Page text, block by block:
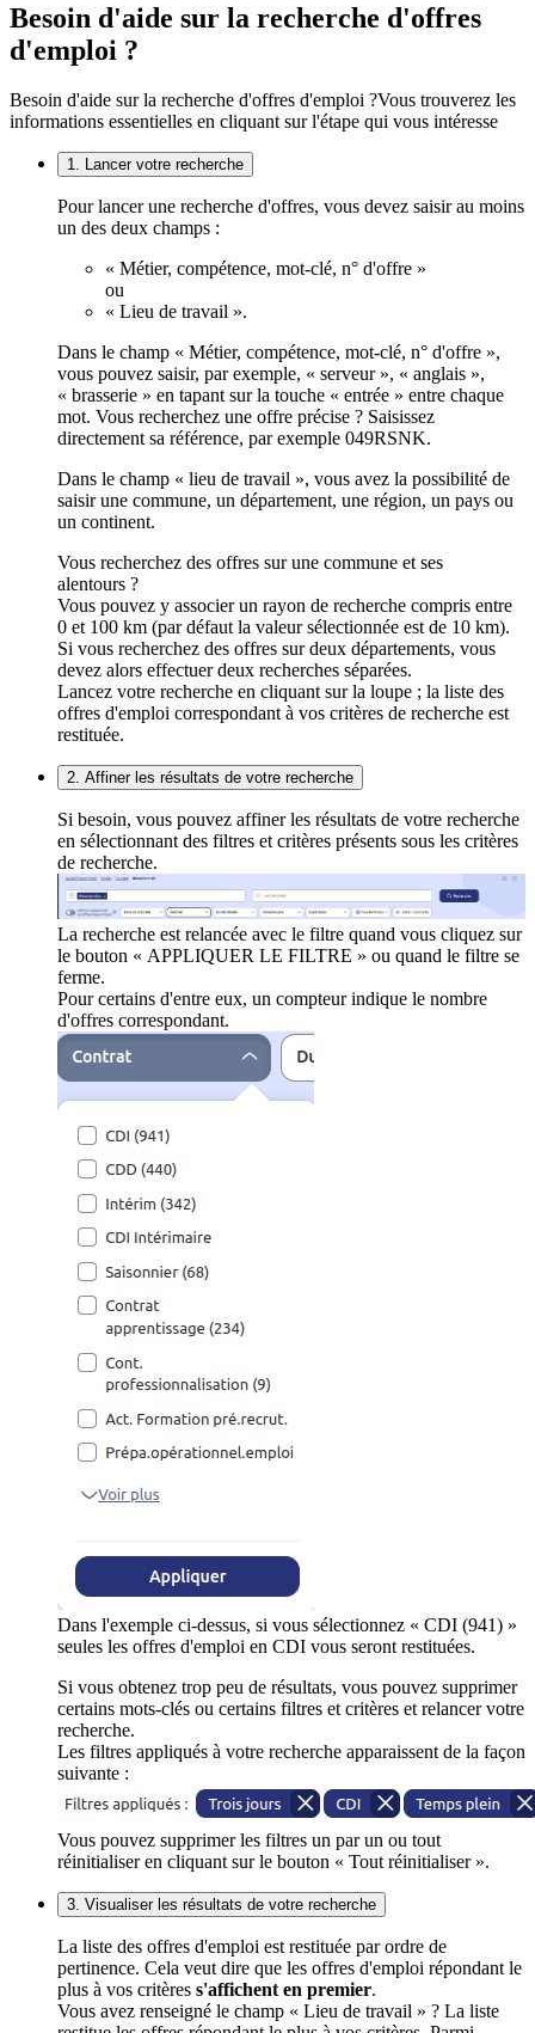
Besoin d'aide sur la recherche d'offres
d'emploi ?
Besoin d'aide sur la recherche d'offres d'emploi ?Vous trouverez les
informations essentielles en cliquant sur l'étape qui vous intéresse
1. Lancer votre recherche
Pour lancer une recherche d'offres, vous devez saisir au moins
un des deux champs :
« Métier, compétence, mot-clé, n° d'offre »
ou
« Lieu de travail ».
Dans le champ « Métier, compétence, mot-clé, n° d'offre »,
vous pouvez saisir, par exemple, « serveur », « anglais »,
« brasserie » en tapant sur la touche « entrée » entre chaque
mot. Vous recherchez une offre précise ? Saisissez
directement sa référence, par exemple 049RSNK.
Dans le champ « lieu de travail », vous avez la possibilité de
saisir une commune, un département, une région, un pays ou
un continent.
Vous recherchez des offres sur une commune et ses
alentours ?
Vous pouvez y associer un rayon de recherche compris entre
0 et 100 km (par défaut la valeur sélectionnée est de 10 km).
Si vous recherchez des offres sur deux départements, vous
devez alors effectuer deux recherches séparées.
Lancez votre recherche en cliquant sur la loupe ; la liste des
offres d'emploi correspondant à vos critères de recherche est
restituée.
2. Affiner les résultats de votre recherche
Si besoin, vous pouvez affiner les résultats de votre recherche
en sélectionnant des filtres et critères présents sous les critères
de recherche.
La recherche est relancée avec le filtre quand vous cliquez sur
le bouton « APPLIQUER LE FILTRE » ou quand le filtre se
ferme.
Pour certains d'entre eux, un compteur indique le nombre
d'offres correspondant.
Dans l'exemple ci-dessus, si vous sélectionnez « CDI (941) »
seules les offres d'emploi en CDI vous seront restituées.
Si vous obtenez trop peu de résultats, vous pouvez supprimer
certains mots-clés ou certains filtres et critères et relancer votre
recherche.
Les filtres appliqués à votre recherche apparaissent de la façon
suivante :
Vous pouvez supprimer les filtres un par un ou tout
réinitialiser en cliquant sur le bouton « Tout réinitialiser ».
3. Visualiser les résultats de votre recherche
La liste des offres d'emploi est restituée par ordre de
pertinence. Cela veut dire que les offres d'emploi répondant le
plus à vos critères s'affichent en premier.
Vous avez renseigné le champ « Lieu de travail » ? La liste